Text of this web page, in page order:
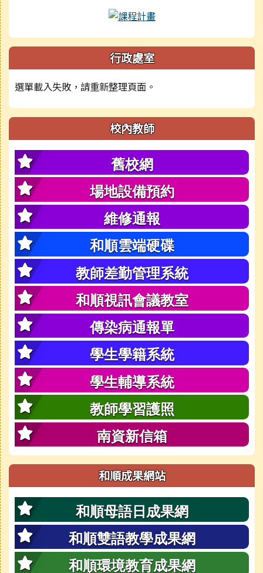
行政處室
選單載入失敗，請重新整理頁面。
校內教師
舊校網
場地設備預約
維修通報
和順雲端硬碟
教師差勤管理系統
和順視訊會議教室
傳染病通報單
學生學籍系統
學生輔導系統
教師學習護照
南資新信箱
和順成果網站
和順母語日成果網
和順雙語教學成果網
和順環境教育成果網